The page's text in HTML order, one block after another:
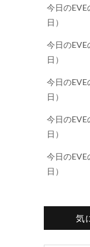
今日のEVE
日）
今日のEVE
日）
今日のEVE
日）
今日のEVE
日）
今日のEVE
日）
気